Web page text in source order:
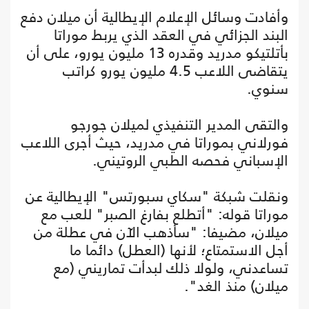
وأفادت وسائل الإعلام الإيطالية أن ميلان دفع
البند الجزائي في العقد الذي يربط موراتا
بأتلتيكو مدريد وقدره 13 مليون يورو، على أن
يتقاضى اللاعب 4.5 مليون يورو كراتب
سنوي.
والتقى المدير التنفيذي لميلان جورجو
فورلاني بموراتا في مدريد، حيث أجرى اللاعب
الإسباني فحصه الطبي الروتيني.
ونقلت شبكة "سكاي سبورتس" الإيطالية عن
موراتا قوله: "أتطلع بفارغ الصبر" للعب مع
ميلان، مضيفا: "سأذهب الآن في عطلة من
أجل الاستمتاع؛ لأنها (العطل) دائما ما
تساعدني، ولولا ذلك لبدأت تماريني (مع
ميلان) منذ الغد".